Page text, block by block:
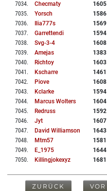
7034. Checmaty 1605
7035. Yorsch 1586
7036. Ilia777s 1569
7037. Garrettendi 1594
7038. Svg-3-4 1608
7039. Amejas 1383
7040. Richtoy 1603
7041 . Kscharre 1461
7042. Piove 1608
7043. Kclarke 1594
7044. Marcus Wolters 1604
7045. Redruss 1592
7046. Jyt 1607
7047. David Williamson 1643
7048. Mtm57 1581
7049. E_1975 1644
7050. Killingjokexyz 1681
ZURÜCK VOR